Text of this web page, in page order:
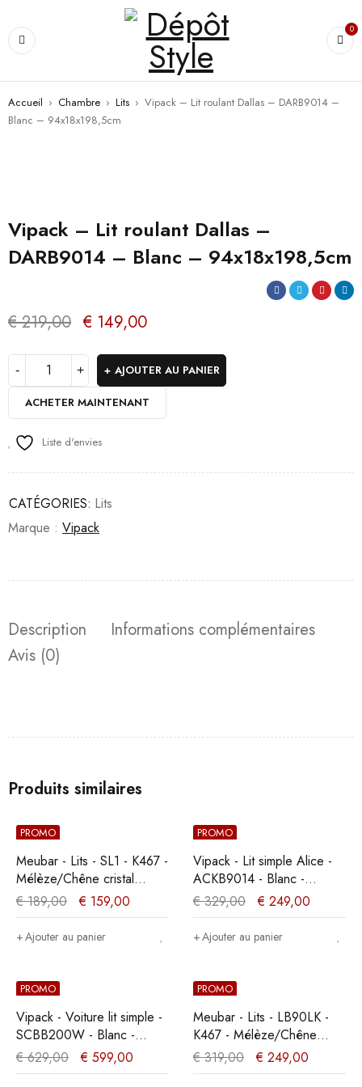
0
Accueil › Chambre › Lits › Vipack – Lit roulant Dallas – DARB9014 –
Blanc – 94x18x198,5cm
Vipack – Lit roulant Dallas –
DARB9014 – Blanc – 94x18x198,5cm
€219,00 € 149,00
AJOUTER AU PANIER
ACHETER MAINTENANT
Liste d'envies
CATÉGORIES: Lits
Marque : Vipack
Description
Informations complémentaires
Avis (0)
Produits similaires
PROMO
Meubar - Lits - SL1 - K467 -
Mélèze/Chêne cristal
marron clair - 199x21x95cm
€189,00 € 159,00
Ajouter au panier
PROMO
Vipack - Lit simple Alice -
ACKB9014 - Blanc -
95,5x90,5x207,5cm
€329,00 € 249,00
Ajouter au panier
PROMO
Vipack - Voiture lit simple -
SCBB200W - Blanc -
111x65,2x200cm
€629,00 € 599,00
PROMO
Meubar - Lits - LB90LK -
K467 - Mélèze/Chêne
cristal marron clair -
90x89x200cm
€319,00 € 249,00